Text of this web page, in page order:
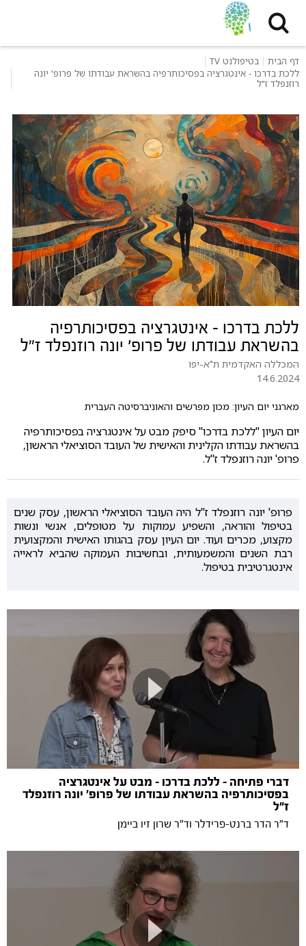
דף הבית
בטיפולנט TV
ללכת בדרכו - אינטגרציה בפסיכותרפיה בהשראת עבודתו של פרופ' יונה
רוזנפלד ז"ל
ללכת בדרכו - אינטגרציה בפסיכותרפיה
בהשראת עבודתו של פרופ' יונה רוזנפלד ז"ל
המכללה האקדמית ת"א-יפו
14.6.2024
מארגני יום העיון: מכון מפרשים והאוניברסיטה העברית
יום העיון "ללכת בדרכו" סיפק מבט על אינטגרציה בפסיכותרפיה
בהשראת עבודתו הקלינית והאישית של העובד הסוציאלי הראשון,
פרופ' יונה רוזנפלד ז"ל.
פרופ' יונה רוזנפלד ז"ל היה העובד הסוציאלי הראשון, עסק שנים
בטיפול והוראה, והשפיע עמוקות על מטופלים, אנשי ונשות
מקצוע, מכרים ועוד. יום העיון עסק בהגותו האישית והמקצועית
רבת השנים והמשמעותית, ובחשיבות העמוקה שהביא לראייה
אינטגרטיבית בטיפול.
דברי פתיחה - ללכת בדרכו - מבט על אינטגרציה
בפסיכותרפיה בהשראת עבודתו של פרופ' יונה רוזנפלד
ז"ל
ד"ר הדר ברנט-פרידלר וד"ר שרון זיו ביימן